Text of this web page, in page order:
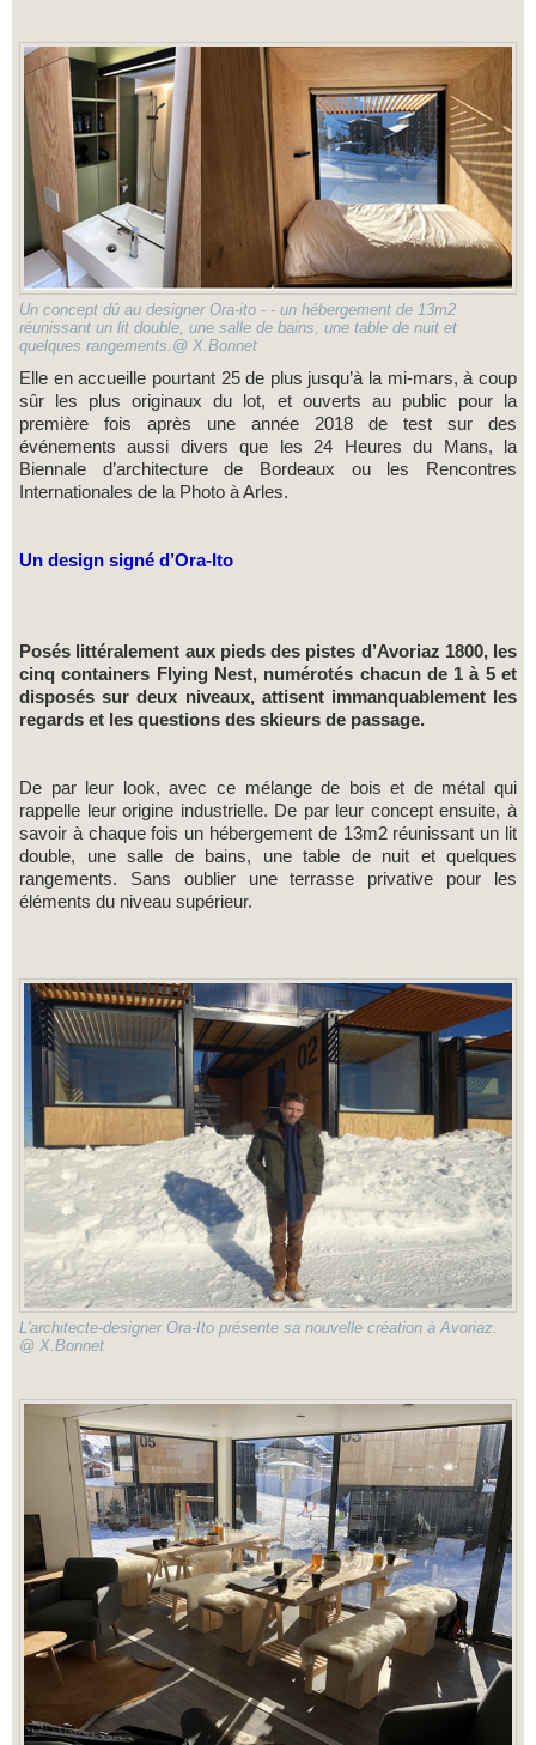
Un concept dû au designer Ora-ito - - un hébergement de 13m2
réunissant un lit double, une salle de bains, une table de nuit et
quelques rangements.@ X.Bonnet
Elle en accueille pourtant 25 de plus jusqu’à la mi-mars, à coup
sûr les plus originaux du lot, et ouverts au public pour la
première fois après une année 2018 de test sur des
événements aussi divers que les 24 Heures du Mans, la
Biennale d’architecture de Bordeaux ou les Rencontres
Internationales de la Photo à Arles.
Un design signé d’Ora-Ito
Posés littéralement aux pieds des pistes d’Avoriaz 1800, les
cinq containers Flying Nest, numérotés chacun de 1 à 5 et
disposés sur deux niveaux, attisent immanquablement les
regards et les questions des skieurs de passage.
De par leur look, avec ce mélange de bois et de métal qui
rappelle leur origine industrielle. De par leur concept ensuite, à
savoir à chaque fois un hébergement de 13m2 réunissant un lit
double, une salle de bains, une table de nuit et quelques
rangements. Sans oublier une terrasse privative pour les
éléments du niveau supérieur.
L'architecte-designer Ora-Ito présente sa nouvelle création à Avoriaz.
@ X.Bonnet